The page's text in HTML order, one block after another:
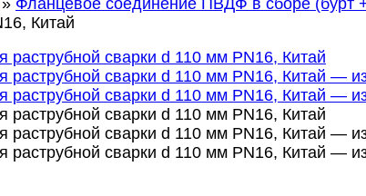
Китай